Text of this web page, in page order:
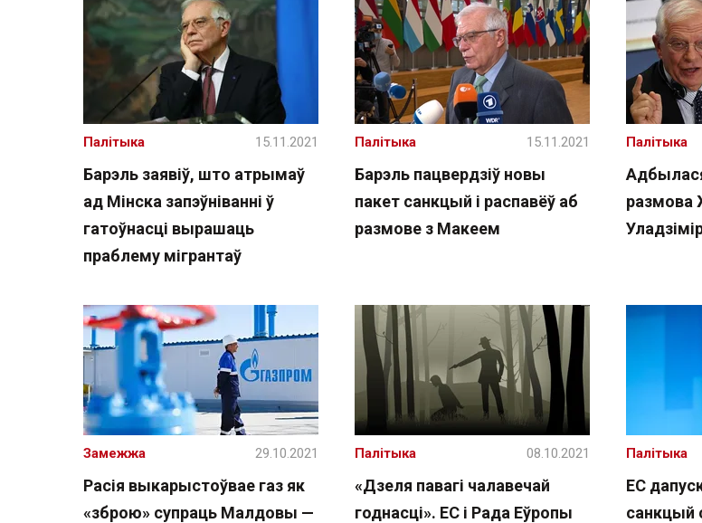
Барэль заявіў, што атрымаў
ад Мінска запэўніванні ў
гатоўнасці вырашаць
праблему мігрантаў
Палітыка 15.11.2021
Барэль пацвердзіў новы
пакет санкцый і распавёў аб
размове з Макеем
Палітыка 15.11.2021
размова
Палітыка
Расія выкарыстоўвае газ як
«зброю» супраць Малдовы —
Замежжа 29.10.2021
«Дзеля павагі чалавечай
годнасці». ЕС і Рада Еўропы
Палітыка 08.10.2021
ЕС
санкцый
Палітыка